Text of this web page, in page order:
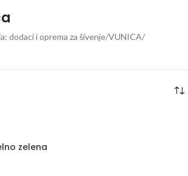
dodaci i oprema za šivenje/VUNICA/
zelena